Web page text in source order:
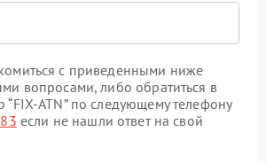
с приведенными ниже
вопросами, либо обратиться в
“FIX-ATN” по следующему телефону
если не нашли ответ на свой